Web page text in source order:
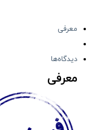
معرفی
دیدگاه‌ها
معرفی